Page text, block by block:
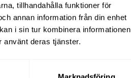
tillhandahålla funktioner för
annan information från din enhet
i sin tur kombinera informationen
använt deras tjänster.
reach